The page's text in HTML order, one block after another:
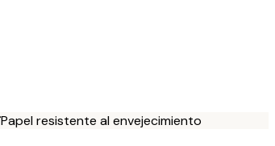
Papel resistente al envejecimiento